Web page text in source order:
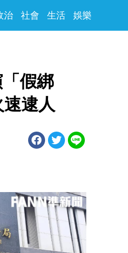
治 社會 生活 娛樂
假綁
逮人